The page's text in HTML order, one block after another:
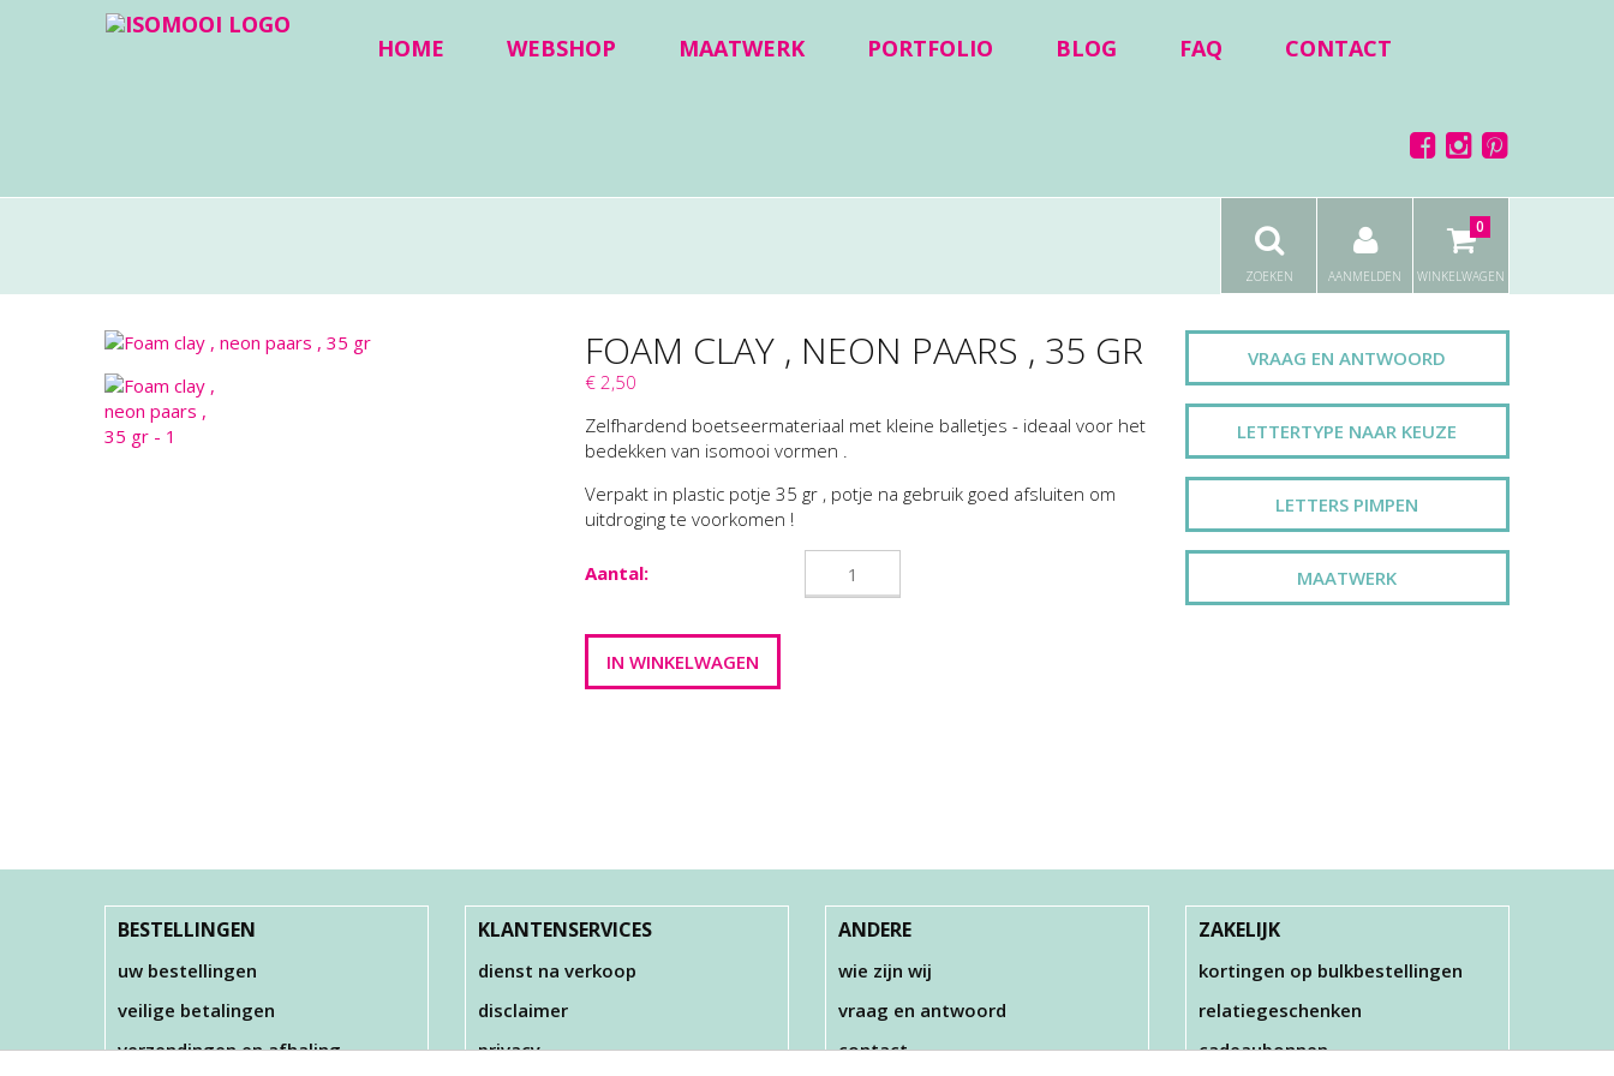
HOME WEBSHOP MAATWERK PORTFOLIO BLOG FAQ CONTACT
ZOEKEN AANMELDEN WINKELWAGEN
0
FOAM CLAY , NEON PAARS , 35 GR
€ 2,50
Zelfhardend boetseermateriaal met kleine balletjes - ideaal voor het
bedekken van isomooi vormen .
Verpakt in plastic potje 35 gr , potje na gebruik goed afsluiten om
uitdroging te voorkomen !
Aantal:
VRAAG EN ANTWOORD
LETTERTYPE NAAR KEUZE
LETTERS PIMPEN
MAATWERK
BESTELLINGEN
uw bestellingen
veilige betalingen
verzendingen en afhaling
KLANTENSERVICES
dienst na verkoop
disclaimer
privacy
ANDERE
wie zijn wij
vraag en antwoord
contact
ZAKELIJK
kortingen op bulkbestellingen
relatiegeschenken
cadeaubonnen